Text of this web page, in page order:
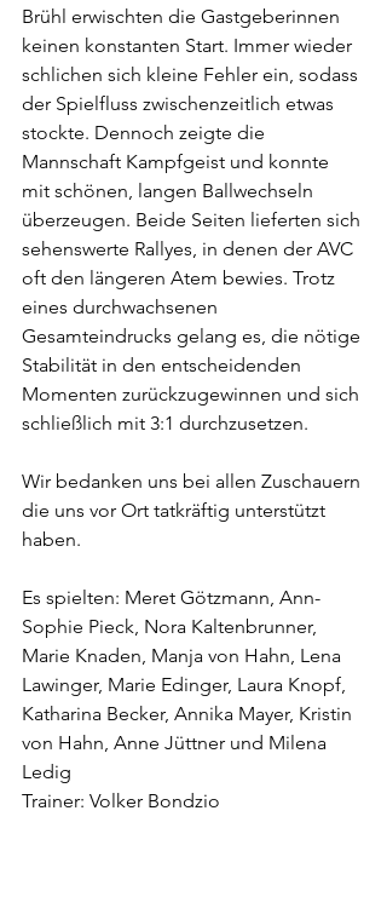
Brühl erwischten die Gastgeberinnen
keinen konstanten Start. Immer wieder
schlichen sich kleine Fehler ein, sodass
der Spielfluss zwischenzeitlich etwas
stockte. Dennoch zeigte die
Mannschaft Kampfgeist und konnte
mit schönen, langen Ballwechseln
überzeugen. Beide Seiten lieferten sich
sehenswerte Rallyes, in denen der AVC
oft den längeren Atem bewies. Trotz
eines durchwachsenen
Gesamteindrucks gelang es, die nötige
Stabilität in den entscheidenden
Momenten zurückzugewinnen und sich
schließlich mit 3:1 durchzusetzen.
Wir bedanken uns bei allen Zuschauern
die uns vor Ort tatkräftig unterstützt
haben.
Es spielten: Meret Götzmann, Ann-
Sophie Pieck, Nora Kaltenbrunner,
Marie Knaden, Manja von Hahn, Lena
Lawinger, Marie Edinger, Laura Knopf,
Katharina Becker, Annika Mayer, Kristin
von Hahn, Anne Jüttner und Milena
Ledig
Trainer: Volker Bondzio